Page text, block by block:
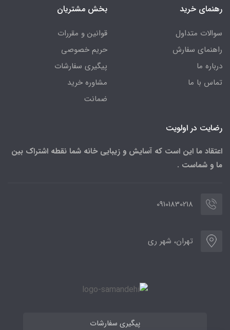
رهنمای خرید
سوالات متداول
راهنمای سفارش
درباره ما
تماس با ما
بخش مشتریان
قوانین و مقررات
حریم خصوصی
پیگیری سفارشات
مشاوره خرید
ضمانت
رضایت در اولویت
اعتقاد ما این است که آسایش و زیبایی خانه شما نقطه اشتراک بین
ما و شماست .
09101830218
تهران، شهر ری
پیگیری سفارشات